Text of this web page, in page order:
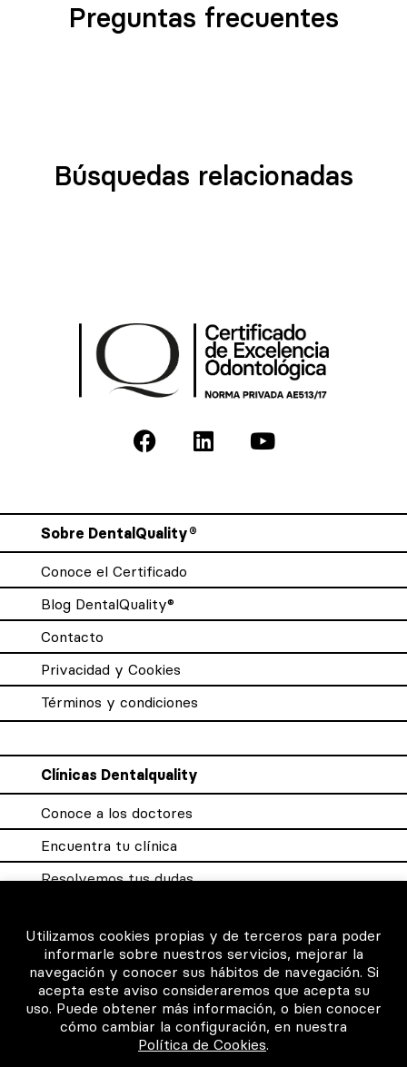
Preguntas frecuentes
Búsquedas relacionadas
Sobre DentalQuality®
Conoce el Certificado
Blog DentalQuality®
Contacto
Privacidad y Cookies
Términos y condiciones
Clínicas Dentalquality
Conoce a los doctores
Encuentra tu clínica
Resolvemos tus dudas
Para los profesionales
Consigue tu certificado
Intranet clínicas certificadas
Utilizamos cookies propias y de terceros para poder
informarle sobre nuestros servicios, mejorar la
navegación y conocer sus hábitos de navegación. Si
acepta este aviso consideraremos que acepta su
uso. Puede obtener más información, o bien conocer
cómo cambiar la configuración, en nuestra
Política de Cookies.